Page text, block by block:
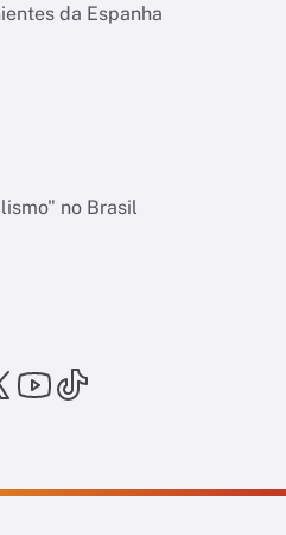
da Espanha
no Brasil